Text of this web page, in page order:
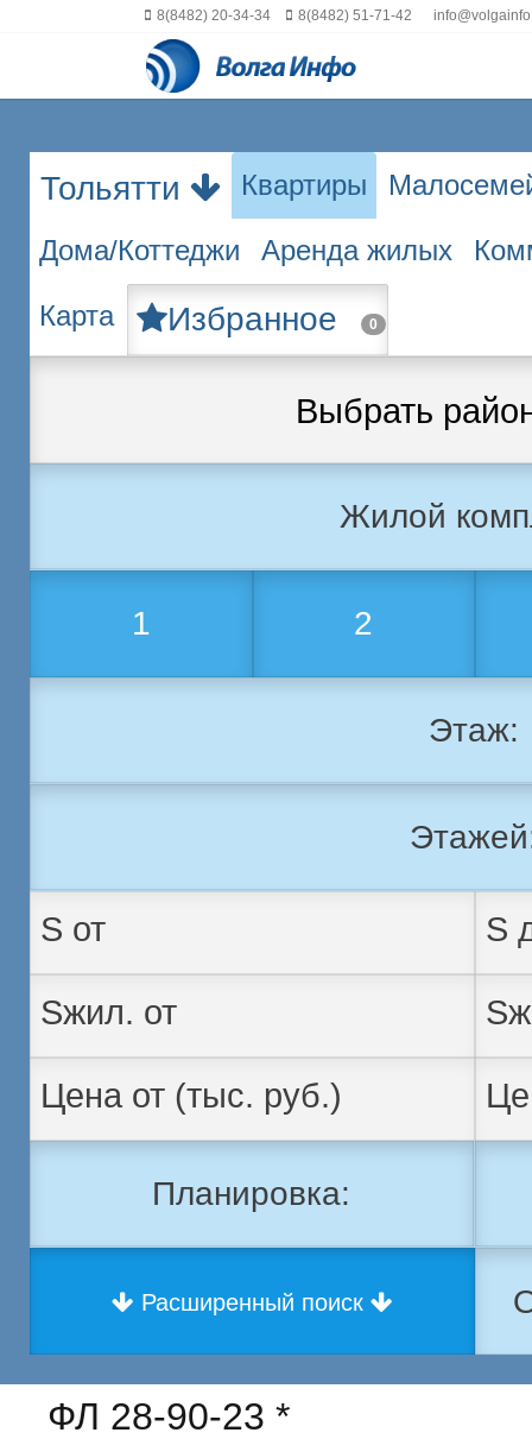
8(8482) 20-34-34 8(8482) 51-71-42
Тольятти Квартиры
Дома/Коттеджи Аренда жилых
Карта Избранное 0
Выбрать
Жилой
1 2
Этаж:
Планировка:
Расширенный поиск
ФЛ 28-90-23 *